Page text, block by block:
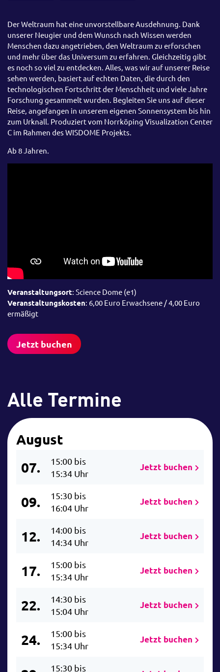
Der Weltraum hat eine unvorstellbare Ausdehnung. Dank
unserer Neugier und dem Wunsch nach Wissen werden
Menschen dazu angetrieben, den Weltraum zu erforschen
und mehr über das Universum zu erfahren. Gleichzeitig gibt
es noch so viel zu entdecken. Alles, was wir auf unserer Reise
sehen werden, basiert auf echten Daten, die durch den
technologischen Fortschritt der Menschheit und viele Jahre
Forschung gesammelt wurden. Begleiten Sie uns auf dieser
Reise, angefangen in unserem eigenen Sonnensystem bis hin
zum Urknall. Produziert vom Norrköping Visualization Center
C im Rahmen des WISDOME Projekts.
Ab 8 Jahren.
Veranstaltungsort: Science Dome (e1)
Veranstaltungskosten: 6,00 Euro Erwachsene / 4,00 Euro
ermäßigt
Jetzt buchen
Alle Termine
August
07.
15:00 bis
15:34 Uhr
Jetzt buchen
09.
15:30 bis
16:04 Uhr
Jetzt buchen
12.
14:00 bis
14:34 Uhr
Jetzt buchen
17.
15:00 bis
15:34 Uhr
Jetzt buchen
22.
14:30 bis
15:04 Uhr
Jetzt buchen
24.
15:00 bis
15:34 Uhr
Jetzt buchen
15:30 bis